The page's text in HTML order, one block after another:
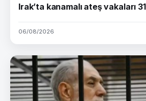
Irak’ta kanamalı ateş vakaları
06/08/2026